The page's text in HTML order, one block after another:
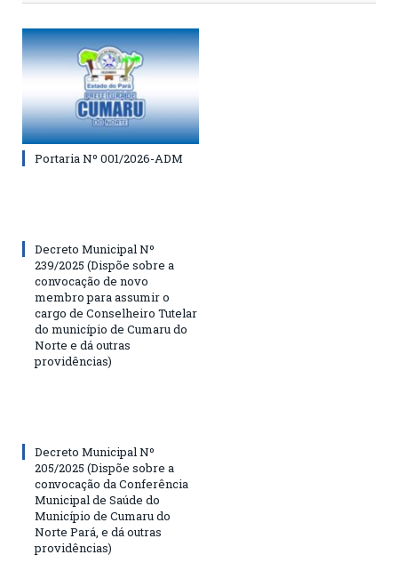
Portaria Nº 001/2026-ADM
Decreto Municipal Nº
239/2025 (Dispõe sobre a
convocação de novo
membro para assumir o
cargo de Conselheiro Tutelar
do município de Cumaru do
Norte e dá outras
providências)
Decreto Municipal Nº
205/2025 (Dispõe sobre a
convocação da Conferência
Municipal de Saúde do
Município de Cumaru do
Norte Pará, e dá outras
providências)